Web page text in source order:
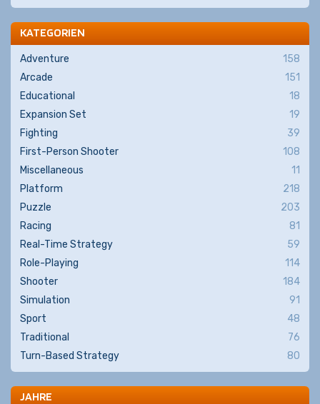
KATEGORIEN
Adventure
158
Arcade
151
Educational
18
Expansion Set
19
Fighting
39
First-Person Shooter
108
Miscellaneous
11
Platform
218
Puzzle
203
Racing
81
Real-Time Strategy
59
Role-Playing
114
Shooter
184
Simulation
91
Sport
48
Traditional
76
Turn-Based Strategy
80
JAHRE